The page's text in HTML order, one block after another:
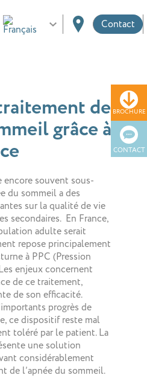
BROCHURE
CONTACT
Contact
de
grâce à la
souvent sous-
du sommeil a des
sur la qualité de vie
secondaires. En France,
adulte serait
repose principalement
à PPC (Pression
enjeux concernent
de ce traitement,
de son efficacité.
progrès de
ce dispositif reste mal
toléré par le patient. La
une solution
considérablement
de l’apnée du sommeil.